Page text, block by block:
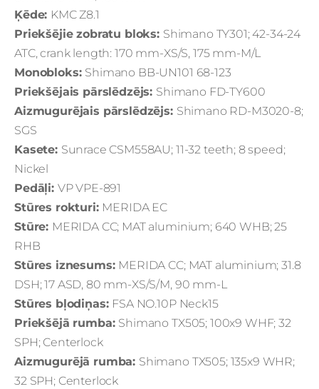
Ķēde: KMC Z8.1
Priekšējie zobratu bloks: Shimano TY301; 42-34-24
ATC, crank length: 170 mm-XS/S, 175 mm-M/L
Monobloks: Shimano BB-UN101 68-123
Priekšējais pārslēdzējs: Shimano FD-TY600
Aizmugurējais pārslēdzējs: Shimano RD-M3020-8;
SGS
Kasete: Sunrace CSM558AU; 11-32 teeth; 8 speed;
Nickel
Pedāļi: VP VPE-891
Stūres rokturi: MERIDA EC
Stūre: MERIDA CC; MAT aluminium; 640 WHB; 25
RHB
Stūres iznesums: MERIDA CC; MAT aluminium; 31.8
DSH; 17 ASD, 80 mm-XS/S/M, 90 mm-L
Stūres bļodiņas: FSA NO.10P Neck15
Priekšējā rumba: Shimano TX505; 100x9 WHF; 32
SPH; Centerlock
Aizmugurējā rumba: Shimano TX505; 135x9 WHR;
32 SPH; Centerlock